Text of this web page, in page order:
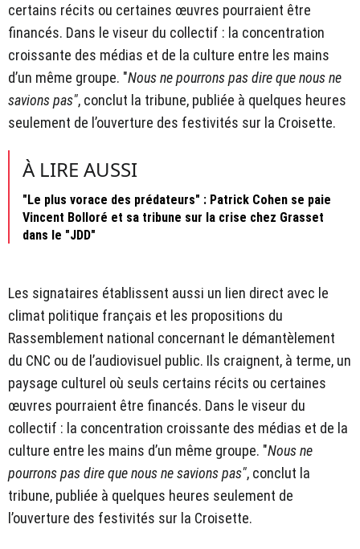
certains récits ou certaines œuvres pourraient être
financés. Dans le viseur du collectif : la concentration
croissante des médias et de la culture entre les mains
d’un même groupe. "Nous ne pourrons pas dire que nous ne
savions pas", conclut la tribune, publiée à quelques heures
seulement de l’ouverture des festivités sur la Croisette.
À LIRE AUSSI
"Le plus vorace des prédateurs" : Patrick Cohen se paie
Vincent Bolloré et sa tribune sur la crise chez Grasset
dans le "JDD"
Les signataires établissent aussi un lien direct avec le
climat politique français et les propositions du
Rassemblement national concernant le démantèlement
du CNC ou de l’audiovisuel public. Ils craignent, à terme, un
paysage culturel où seuls certains récits ou certaines
œuvres pourraient être financés. Dans le viseur du
collectif : la concentration croissante des médias et de la
culture entre les mains d’un même groupe. "Nous ne
pourrons pas dire que nous ne savions pas", conclut la
tribune, publiée à quelques heures seulement de
l’ouverture des festivités sur la Croisette.